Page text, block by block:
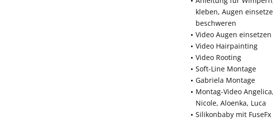
kleben, Augen
beschweren
Video Augen einsetzen
Video Hairpainting
Video Rooting
Soft-Line Montage
Gabriela Montage
Montag-Video
Nicole, Aloenka, Luca
Silikonbaby mit